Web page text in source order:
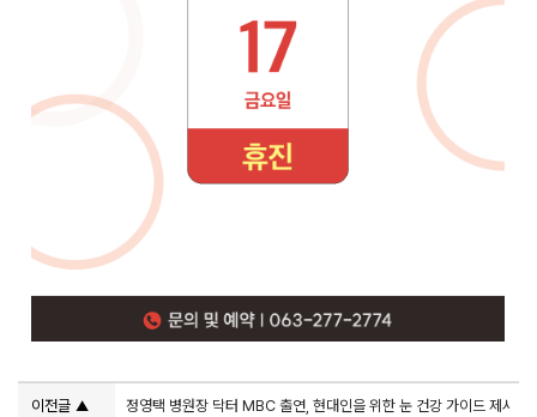
이전글 ▲ 정영택 병원장 닥터 MBC 출연, 현대인을 위한 눈 건강 가이드 제시